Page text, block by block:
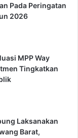
Pada Peringatan
2026
MPP Way
Tingkatkan
Laksanakan
Barat,